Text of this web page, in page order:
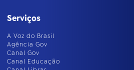
Serviços
A Voz do Brasil
Agência Gov
Canal Gov
Canal Educação